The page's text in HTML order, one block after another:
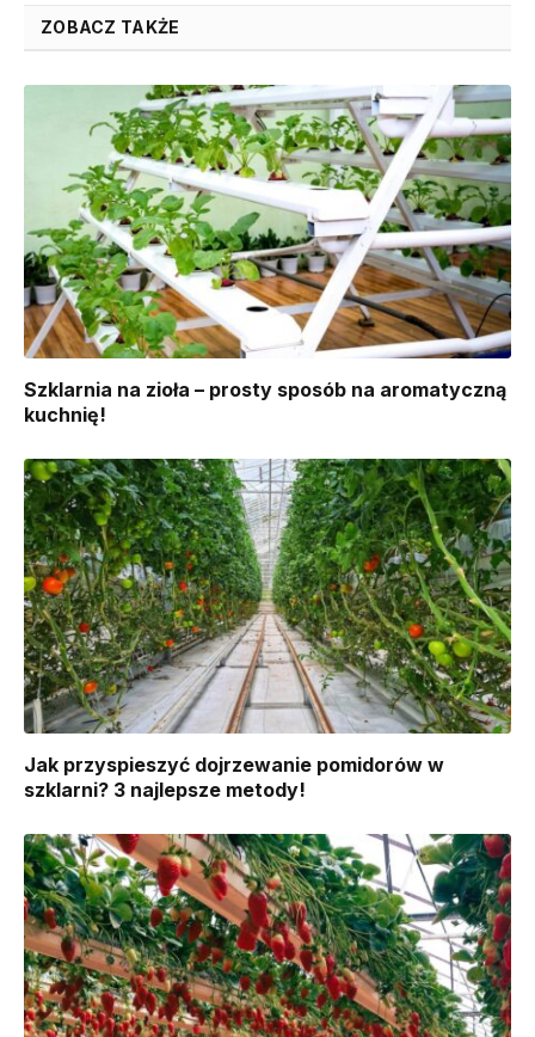
ZOBACZ TAKŻE
Szklarnia na zioła – prosty sposób na aromatyczną
kuchnię!
Jak przyspieszyć dojrzewanie pomidorów w
szklarni? 3 najlepsze metody!